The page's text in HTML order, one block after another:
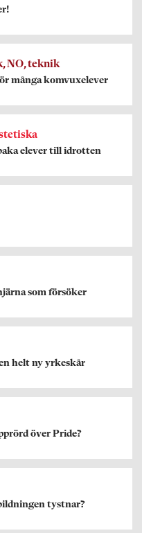
NO, teknik
många komvuxelever
elever till idrotten
som försöker
helt ny yrkeskår
över Pride?
tystnar?